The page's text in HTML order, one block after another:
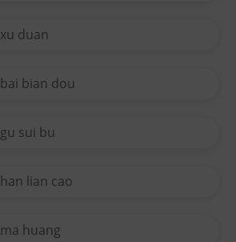
xu duan
bai bian dou
gu sui bu
han lian cao
ma huang